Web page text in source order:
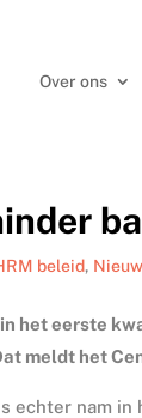
Over ons
beleid,
het eerste
meldt het
echter nam